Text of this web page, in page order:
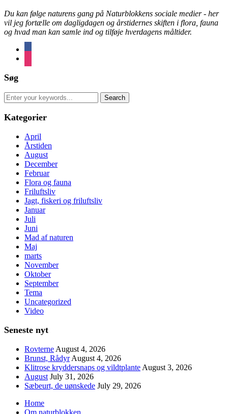
Du kan følge naturens gang på Naturblokkens sociale medier - her
vil jeg fortælle om dagligdagen og årstidernes skiften i flora, fauna
og hvad man kan samle ind og tilføje hverdagens måltider.
Søg
Search
for:
Kategorier
April
Årstiden
August
December
Februar
Flora og fauna
Friluftsliv
Jagt, fiskeri og friluftsliv
Januar
Juli
Juni
Mad af naturen
Maj
marts
November
Oktober
September
Tema
Uncategorized
Video
Seneste nyt
Rovterne August 4, 2026
Brunst, Rådyr August 4, 2026
Klitrose kryddersnaps og vildtplante August 3, 2026
August July 31, 2026
Sæbeurt, de uønskede July 29, 2026
Home
Om naturblokken